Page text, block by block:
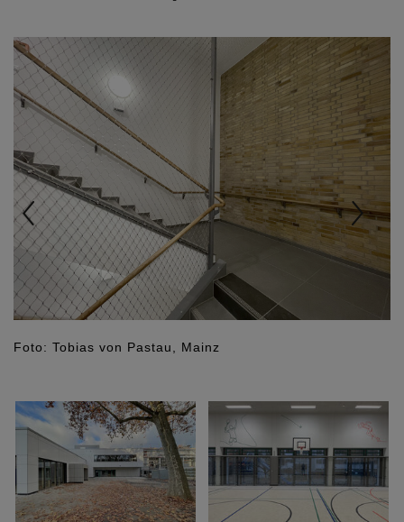
Foto: Tobias von Pastau, Mainz
Previous